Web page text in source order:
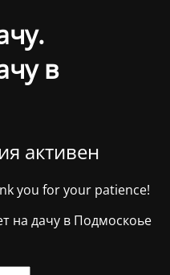
в
активен
you for your patience!
на дачу в Подмоскоье